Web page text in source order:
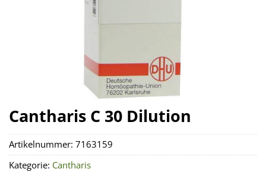
Cantharis C 30 Dilution
Artikelnummer: 7163159
Kategorie: Cantharis